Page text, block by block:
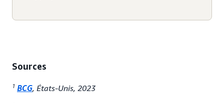
Sources
1 BCG, États-Unis, 2023